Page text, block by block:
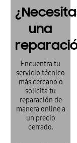
una
Encuentra tu
servicio técnico
más cercano o
solicita tu
reparación de
manera online a
un precio
cerrado.